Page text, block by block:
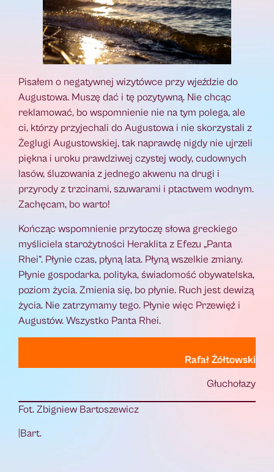
Pisałem o negatywnej wizytówce przy wjeździe do
Augustowa. Muszę dać i tę pozytywną. Nie chcąc
reklamować, bo wspomnienie nie na tym polega, ale
ci, którzy przyjechali do Augustowa i nie skorzystali z
Żeglugi Augustowskiej, tak naprawdę nigdy nie ujrzeli
piękna i uroku prawdziwej czystej wody, cudownych
lasów, śluzowania z jednego akwenu na drugi i
przyrody z trzcinami, szuwarami i ptactwem wodnym.
Zachęcam, bo warto!
Kończąc wspomnienie przytoczę słowa greckiego
myśliciela starożytności Heraklita z Efezu „Panta
Rhei”. Płynie czas, płyną lata. Płyną wszelkie zmiany.
Płynie gospodarka, polityka, świadomość obywatelska,
poziom życia. Zmienia się, bo płynie. Ruch jest dewizą
życia. Nie zatrzymamy tego. Płynie więc Przewięź i
Augustów. Wszystko Panta Rhei.
Rafał Żółtowski
Głuchołazy
Fot. Zbigniew Bartoszewicz
|Bart.